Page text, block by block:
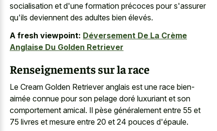
socialisation et d'une formation précoces pour s'assurer
qu'ils deviennent des adultes bien élevés.
A fresh viewpoint: Déversement De La Crème
Anglaise Du Golden Retriever
Renseignements sur la race
Le Cream Golden Retriever anglais est une race bien-
aimée connue pour son pelage doré luxuriant et son
comportement amical. Il pèse généralement entre 55 et
75 livres et mesure entre 20 et 24 pouces d'épaule.